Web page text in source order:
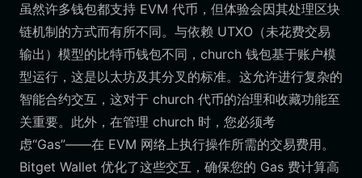
虽然许多钱包都支持 EVM 代币，但体验会因其处理区块
链机制的方式而有所不同。与依赖 UTXO（未花费交易
输出）模型的比特币钱包不同，church 钱包基于账户模
型运行，这是以太坊及其分叉的标准。这允许进行复杂的
智能合约交互，这对于 church 代币的治理和收藏功能至
关重要。此外，在管理 church 时，您必须考
虑“Gas”——在 EVM 网络上执行操作所需的交易费用。
Bitget Wallet 优化了这些交互，确保您的 Gas 费计算高